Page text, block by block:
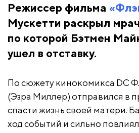
Режиссер фильма
Мускетти раскрыл
по которой Бэтмен
ушел в отставку.
По сюжету кинокомикса DC
(Эзра Миллер) отправился в
спасти жизнь своей матери.
ход событий и сильно